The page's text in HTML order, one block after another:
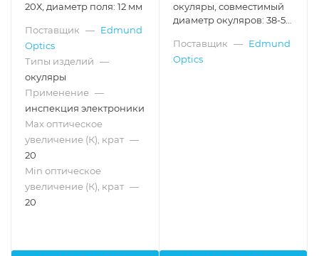
20Х, диаметр поля: 12 мм
Поставщик — Edmund
Optics
Типы изделий —
окуляры
Применение —
инспекция электроники
Max оптическое
увеличение (К), крат —
20
Min оптическое
увеличение (К), крат —
20
окуляры, совместимый
диаметр окуляров: 38-50
Поставщик — Edmund
Optics